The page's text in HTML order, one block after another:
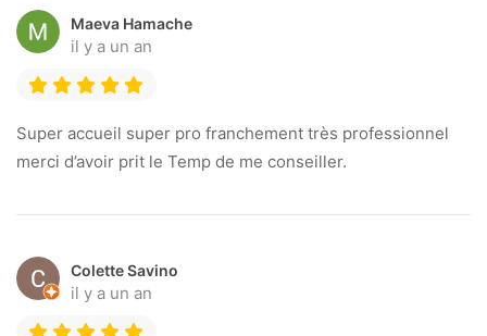
Maeva Hamache
il y a un an
Super accueil super pro franchement très professionnel
merci d’avoir prit le Temp de me conseiller.
Colette Savino
il y a un an